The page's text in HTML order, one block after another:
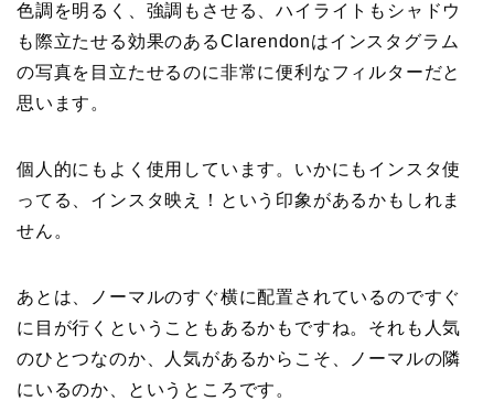
色調を明るく、強調もさせる、ハイライトもシャドウ
も際立たせる効果のあるClarendonはインスタグラム
の写真を目立たせるのに非常に便利なフィルターだと
思います。
個人的にもよく使用しています。いかにもインスタ使
ってる、インスタ映え！という印象があるかもしれま
せん。
あとは、ノーマルのすぐ横に配置されているのですぐ
に目が行くということもあるかもですね。それも人気
のひとつなのか、人気があるからこそ、ノーマルの隣
にいるのか、というところです。